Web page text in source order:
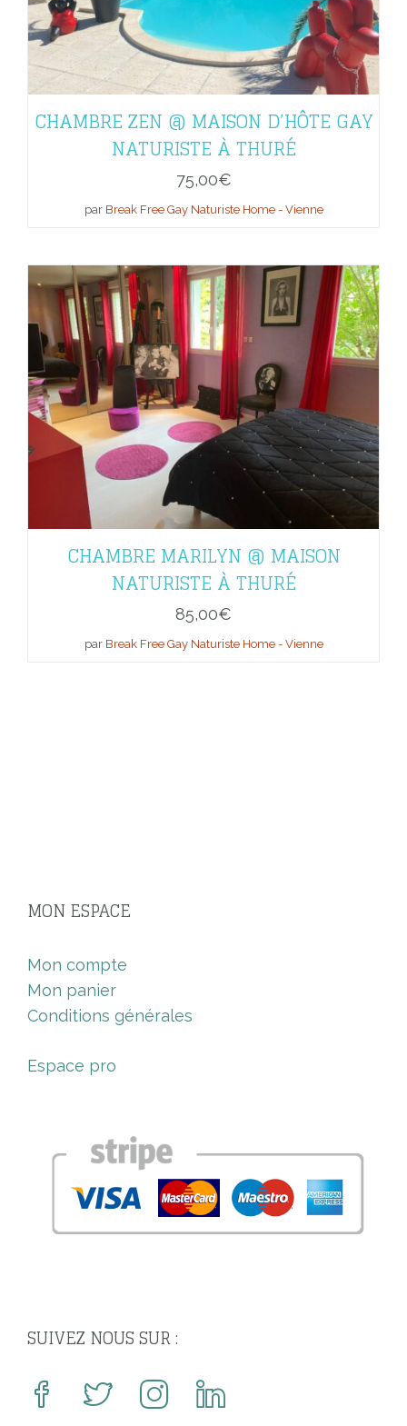
CHAMBRE ZEN @ MAISON D’HÔTE GAY
NATURISTE À THURÉ
75,00€
par Break Free Gay Naturiste Home - Vienne
CHAMBRE MARILYN @ MAISON
NATURISTE À THURÉ
85,00€
par Break Free Gay Naturiste Home - Vienne
MON ESPACE
Mon compte
Mon panier
Conditions générales
Espace pro
SUIVEZ NOUS SUR :